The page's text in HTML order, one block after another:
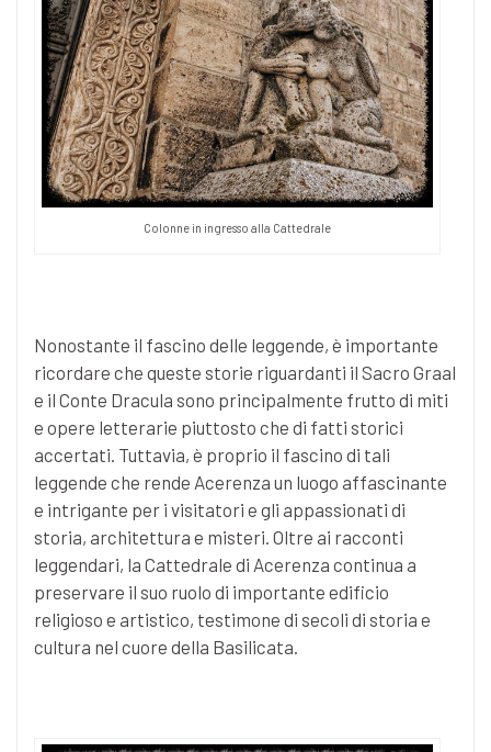
Colonne in ingresso alla Cattedrale
Nonostante il fascino delle leggende, è importante
ricordare che queste storie riguardanti il Sacro Graal
e il Conte Dracula sono principalmente frutto di miti
e opere letterarie piuttosto che di fatti storici
accertati. Tuttavia, è proprio il fascino di tali
leggende che rende Acerenza un luogo affascinante
e intrigante per i visitatori e gli appassionati di
storia, architettura e misteri. Oltre ai racconti
leggendari, la Cattedrale di Acerenza continua a
preservare il suo ruolo di importante edificio
religioso e artistico, testimone di secoli di storia e
cultura nel cuore della Basilicata.